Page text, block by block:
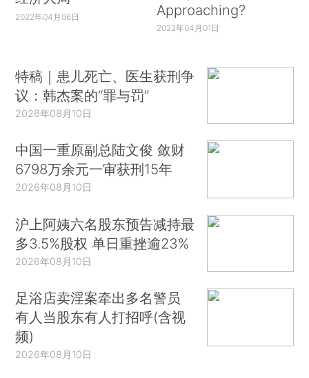
2022年04月06日
Approaching?
2022年04月01日
特稿｜患儿死亡、医生获刑争
议：韩杰案的“罪与罚”
2026年08月10日
中国一重原副总陆文俊 敛财
6798万余元一审获刑15年
2026年08月10日
沪上阿姨六名股东预告减持最
多3.5%股权 单日重挫逾23%
2026年08月10日
足浴店卖淫案牵出多名警员
有人当股东有人打招呼(含视
频)
2026年08月10日